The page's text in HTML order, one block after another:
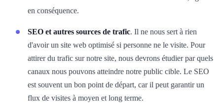
en conséquence.
SEO et autres sources de trafic. Il ne nous sert à rien
d'avoir un site web optimisé si personne ne le visite. Pour
attirer du trafic sur notre site, nous devrons étudier par quels
canaux nous pouvons atteindre notre public cible. Le SEO
est souvent un bon point de départ, car il peut garantir un
flux de visites à moyen et long terme.